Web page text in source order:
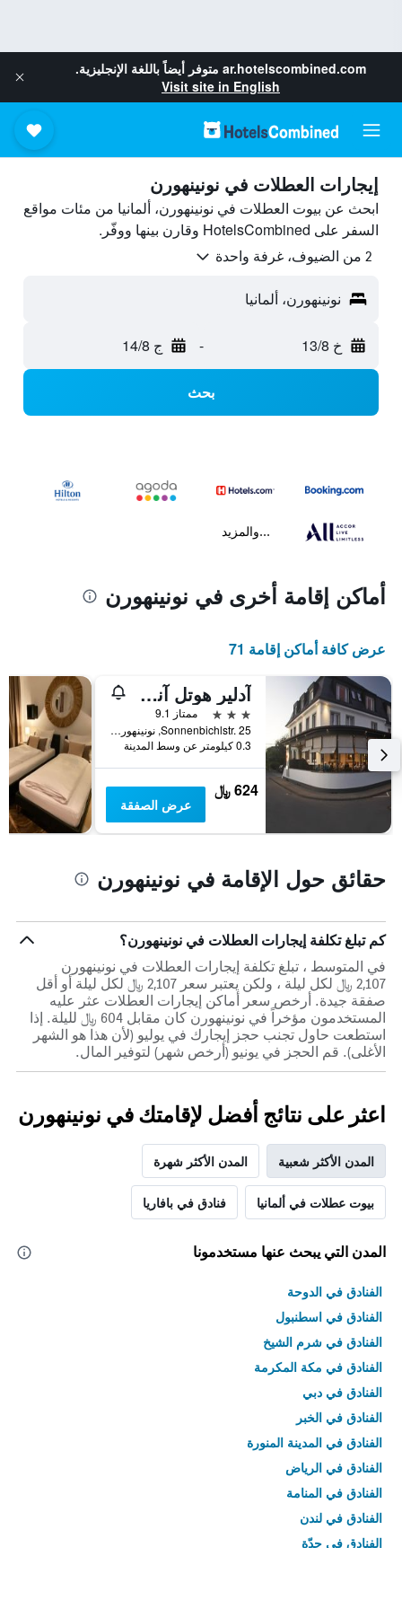
ar.hotelscombined.com متوفر أيضاً باللغة الإنجليزية.
Visit site in English
إيجارات العطلات في نونينهورن
ابحث عن بيوت العطلات في نونينهورن، ألمانيا من مئات مواقع
السفر على HotelsCombined وقارن بينها ووفّر.
2 من الضيوف، غرفة واحدة
نونينهورن، ألمانيا
خ 13/8 - ج 14/8
بحث
...والمزيد
أماكن إقامة أخرى في نونينهورن
عرض كافة أماكن إقامة 71
آدلير هوتل آند جاستهاوس
3 نجوم
ممتاز 9.1
Sonnenbichlstr. 25, نونينهورن, بافاريا, ألمانيا
0.3 كيلومتر عن وسط المدينة
624 ﷼
عرض الصفقة
حقائق حول الإقامة في نونينهورن
كم تبلغ تكلفة إيجارات العطلات في نونينهورن؟
في المتوسط ، تبلغ تكلفة إيجارات العطلات في نونينهورن
2,107 ﷼ لكل ليلة ، ولكن يعتبر سعر 2,107 ﷼ لكل ليلة أو أقل
صفقة جيدة. أرخص سعر أماكن إيجارات العطلات عثر عليه
المستخدمون مؤخراً في نونينهورن كان مقابل 604 ﷼ لليلة. إذا
استطعت حاول تجنب حجز إيجارك في يوليو (لأن هذا هو الشهر
الأغلى). قم الحجز في يونيو (أرخص شهر) لتوفير المال.
اعثر على نتائج أفضل لإقامتك في نونينهورن
المدن الأكثر شعبية المدن الأكثر شهرة
بيوت عطلات في ألمانيا فنادق في بافاريا
المدن التي يبحث عنها مستخدمونا
الفنادق في الدوحة
الفنادق في اسطنبول
الفنادق في شرم الشيخ
الفنادق في مكة المكرمة
الفنادق في دبي
الفنادق في الخبر
الفنادق في المدينة المنورة
الفنادق في الرياض
الفنادق في المنامة
الفنادق في لندن
الفنادق في جدّة